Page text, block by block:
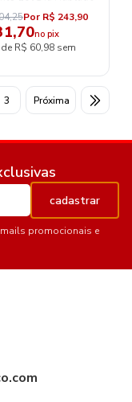
Por R$ 243,90
no pix
R$ 60,98 sem
3 Próxima
cadastrar
promocionais e